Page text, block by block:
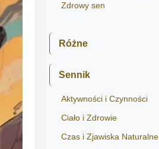
Zdrowy sen
Różne
Sennik
Aktywności i Czynności
Ciało i Zdrowie
Czas i Zjawiska Naturalne